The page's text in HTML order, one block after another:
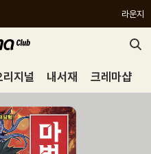
라운지
리지널 내서재 크레마샵